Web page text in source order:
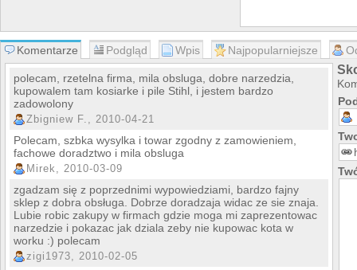
Komentarze Podgląd Wpis Najpopularniejsze
polecam, rzetelna firma, mila obsluga, dobre narzedzia,
kupowalem tam kosiarke i pile Stihl, i jestem bardzo
zadowolony
Zbigniew F., 2010-04-21
Polecam, szbka wysylka i towar zgodny z zamowieniem,
fachowe doradztwo i mila obsluga
Mirek, 2010-03-09
zgadzam się z poprzednimi wypowiedziami, bardzo fajny
sklep z dobra obsługa. Dobrze doradzaja widac ze sie znaja.
Lubie robic zakupy w firmach gdzie moga mi zaprezentowac
narzedzie i pokazac jak dziala zeby nie kupowac kota w
worku :) polecam
zigi1973, 2010-02-05